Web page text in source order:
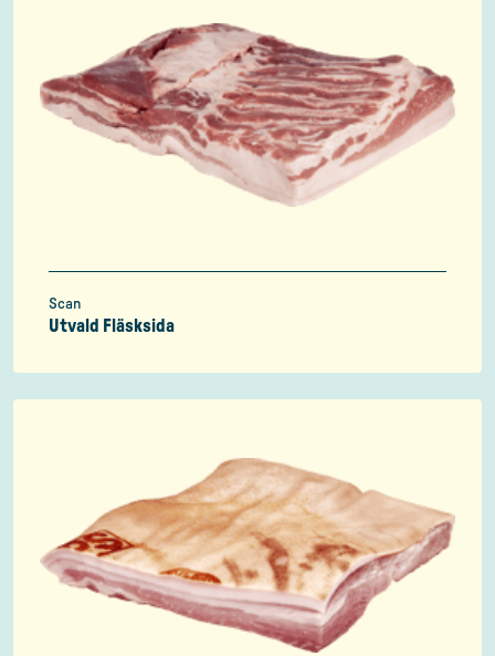
Scan
Utvald Fläsksida